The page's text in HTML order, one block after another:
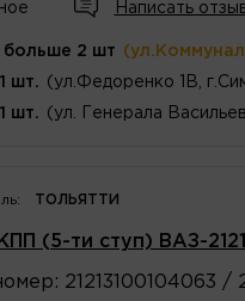
Написать
больше 2 шт
1 шт. (ул.Федоренко 1В,
1 шт. (ул. Генерала
ТОЛЬЯТТИ
(5-ти ступ) ВАЗ-
: 21213100104063 /